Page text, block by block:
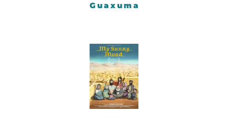
Guaxuma